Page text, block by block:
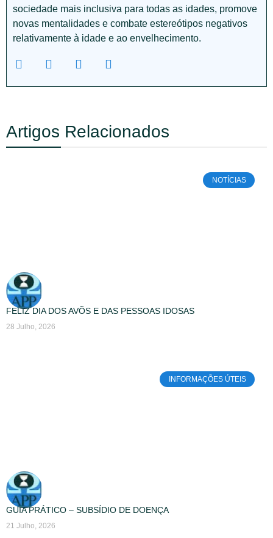
sociedade mais inclusiva para todas as idades, promove
novas mentalidades e combate estereótipos negativos
relativamente à idade e ao envelhecimento.
Artigos Relacionados
NOTÍCIAS
FELIZ DIA DOS AVÕS E DAS PESSOAS IDOSAS
28 Julho, 2026
INFORMAÇÕES ÚTEIS
GUIA PRÁTICO – SUBSÍDIO DE DOENÇA
21 Julho, 2026